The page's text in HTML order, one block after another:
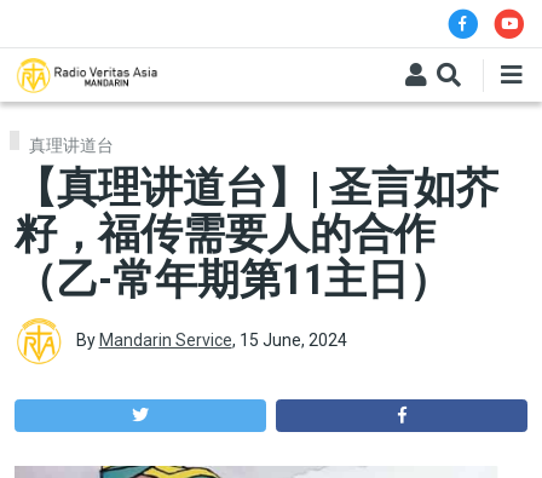
真理讲道台
【真理讲道台】| 圣言如芥
籽，福传需要人的合作
（乙-常年期第11主日）
By Mandarin Service, 15 June, 2024